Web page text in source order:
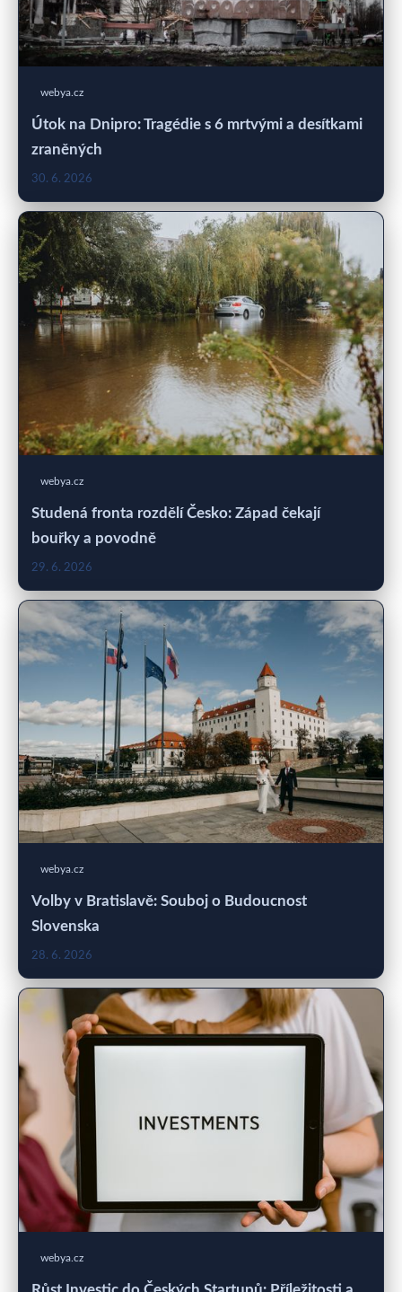
webya.cz
Útok na Dnipro: Tragédie s 6 mrtvými a desítkami
zraněných
30. 6. 2026
webya.cz
Studená fronta rozdělí Česko: Západ čekají
bouřky a povodně
29. 6. 2026
webya.cz
Volby v Bratislavě: Souboj o Budoucnost
Slovenska
28. 6. 2026
webya.cz